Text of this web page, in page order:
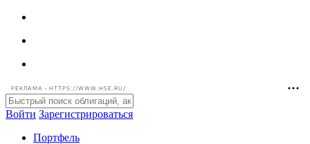
РЕКЛАМА • HTTPS://WWW.HSE.RU/